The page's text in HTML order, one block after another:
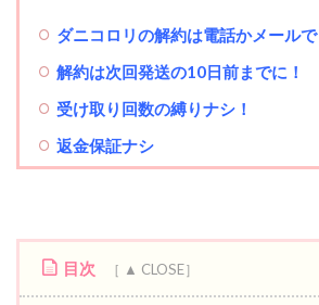
ダニコロリの解約は電話かメールで
解約は次回発送の10日前までに！
受け取り回数の縛りナシ！
返金保証ナシ
目次